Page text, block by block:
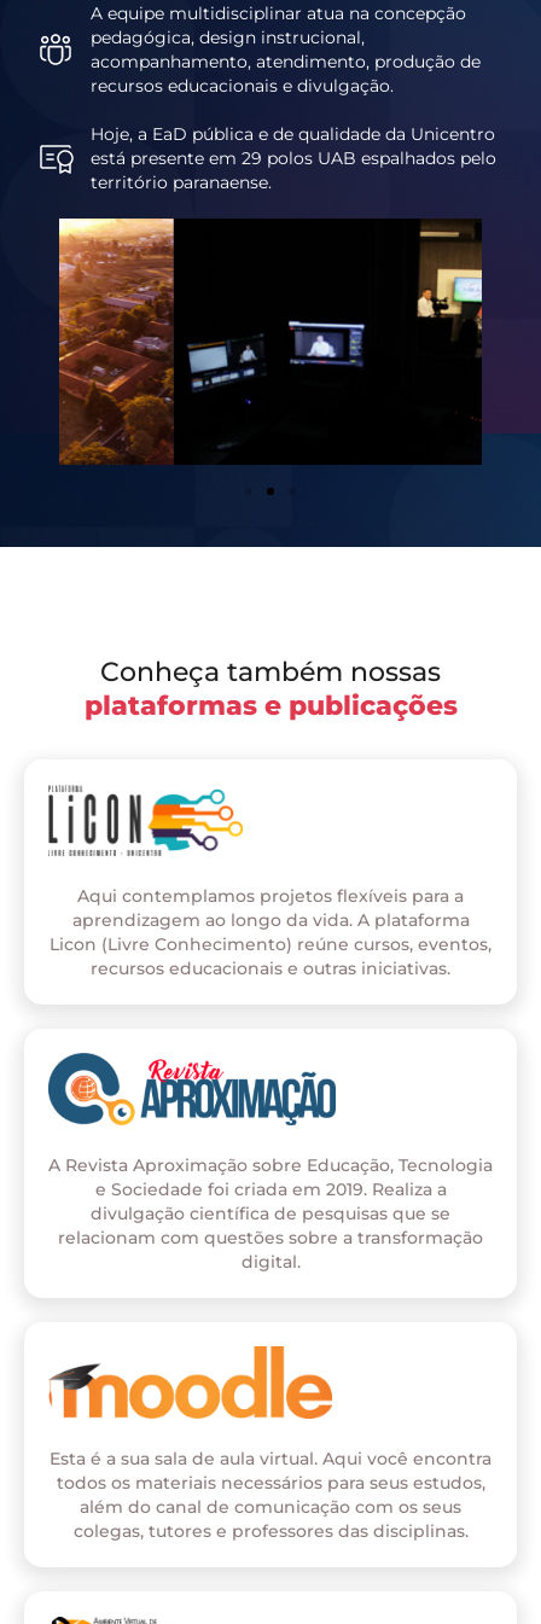
A equipe multidisciplinar atua na concepção
pedagógica, design instrucional,
acompanhamento, atendimento, produção de
recursos educacionais e divulgação.
Hoje, a EaD pública e de qualidade da Unicentro
está presente em 29 polos UAB espalhados pelo
território paranaense.
Conheça também nossas
plataformas e publicações
Aqui contemplamos projetos flexíveis para a
aprendizagem ao longo da vida. A plataforma
Licon (Livre Conhecimento) reúne cursos, eventos,
recursos educacionais e outras iniciativas.
A Revista Aproximação sobre Educação, Tecnologia
e Sociedade foi criada em 2019. Realiza a
divulgação científica de pesquisas que se
relacionam com questões sobre a transformação
digital.
Esta é a sua sala de aula virtual. Aqui você encontra
todos os materiais necessários para seus estudos,
além do canal de comunicação com os seus
colegas, tutores e professores das disciplinas.